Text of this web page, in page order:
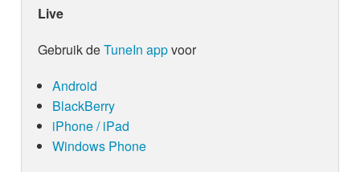
Live
Gebruik deTuneIn appvoor
Android
BlackBerry
iPhone / iPad
Windows Phone